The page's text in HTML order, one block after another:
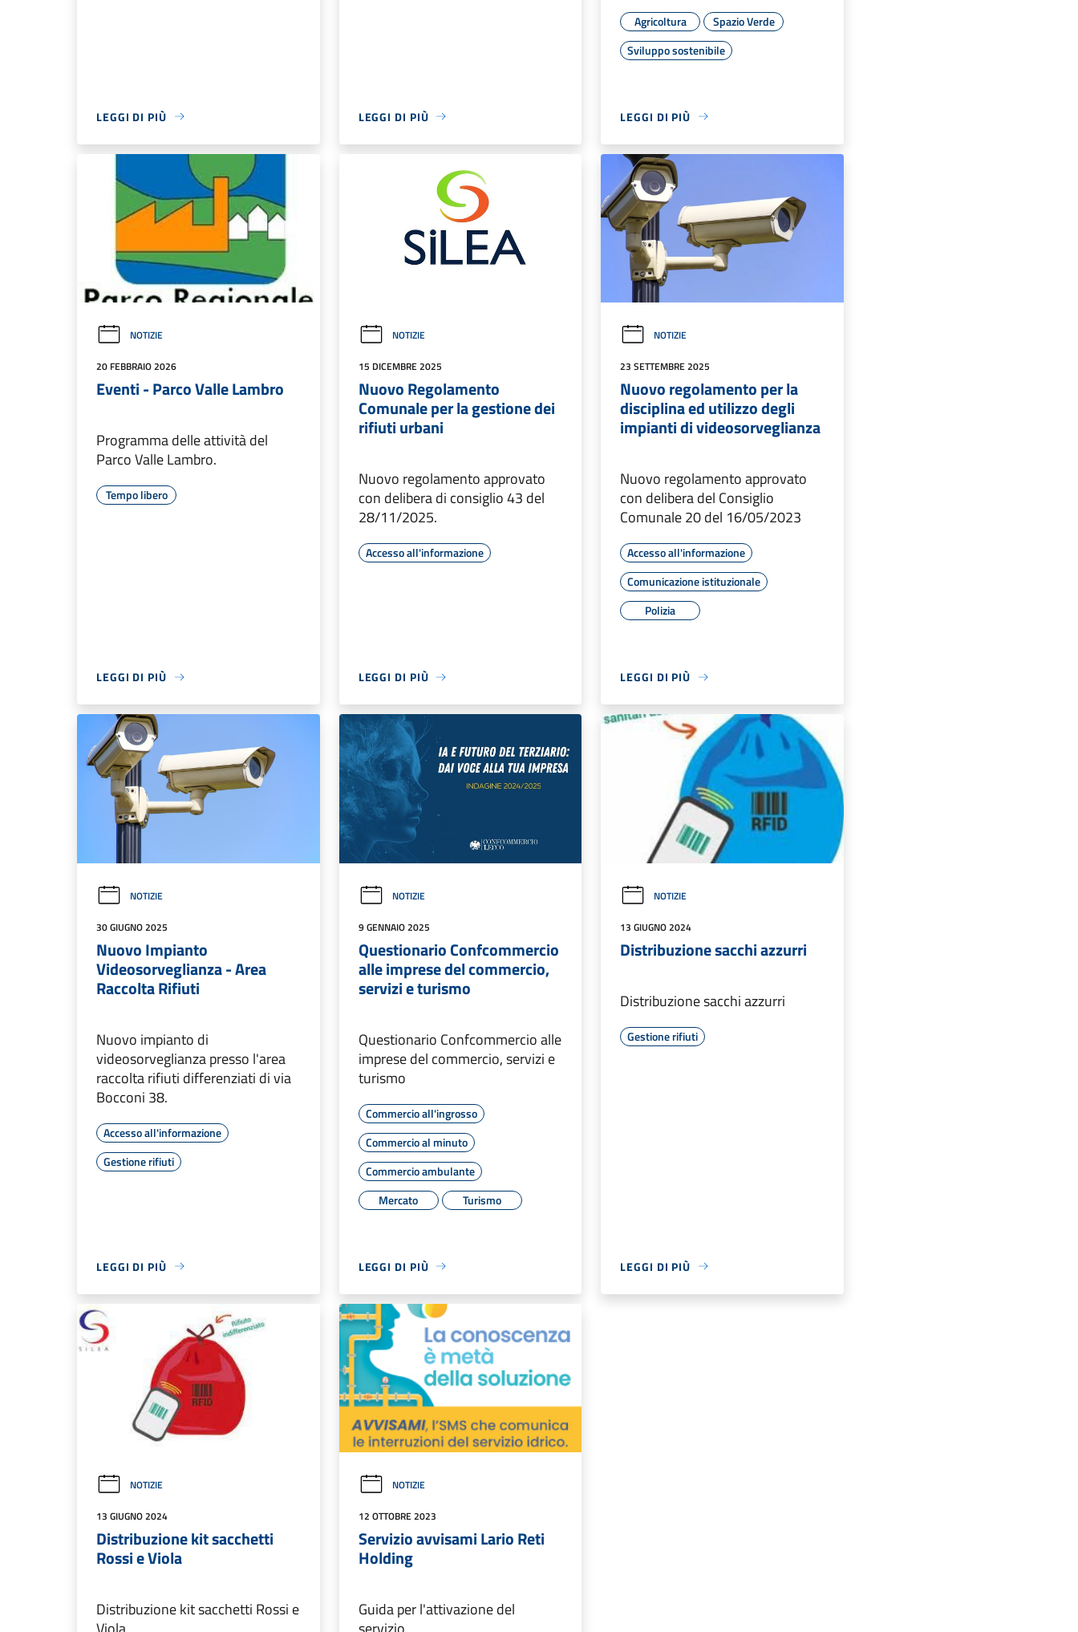
LEGGI DI PIÙ LEGGI DI PIÙ
Agricoltura
Spazio Verde
Sviluppo sostenibile
LEGGI DI PIÙ
NOTIZIE
20 FEBBRAIO 2026
Eventi - Parco Valle Lambro
Programma delle attività del
Parco Valle Lambro.
Tempo libero
LEGGI DI PIÙ
NOTIZIE
15 DICEMBRE 2025
Nuovo Regolamento
Comunale per la gestione dei
rifiuti urbani
Nuovo regolamento approvato
con delibera di consiglio 43 del
28/11/2025.
Accesso all'informazione
LEGGI DI PIÙ
NOTIZIE
23 SETTEMBRE 2025
Nuovo regolamento per la
disciplina ed utilizzo degli
impianti di videosorveglianza
Nuovo regolamento approvato
con delibera del Consiglio
Comunale 20 del 16/05/2023
Accesso all'informazione
Comunicazione istituzionale
Polizia
LEGGI DI PIÙ
NOTIZIE
30 GIUGNO 2025
Nuovo Impianto
Videosorveglianza - Area
Raccolta Rifiuti
Nuovo impianto di
videosorveglianza presso l'area
raccolta rifiuti differenziati di via
Bocconi 38.
Accesso all'informazione
Gestione rifiuti
LEGGI DI PIÙ
NOTIZIE
9 GENNAIO 2025
Questionario Confcommercio
alle imprese del commercio,
servizi e turismo
Questionario Confcommercio alle
imprese del commercio, servizi e
turismo
Commercio all'ingrosso
Commercio al minuto
Commercio ambulante
Mercato
Turismo
LEGGI DI PIÙ
NOTIZIE
13 GIUGNO 2024
Distribuzione sacchi azzurri
Distribuzione sacchi azzurri
Gestione rifiuti
LEGGI DI PIÙ
NOTIZIE
13 GIUGNO 2024
Distribuzione kit sacchetti
Rossi e Viola
Distribuzione kit sacchetti Rossi e
NOTIZIE
12 OTTOBRE 2023
Servizio avvisami Lario Reti
Holding
Guida per l'attivazione del